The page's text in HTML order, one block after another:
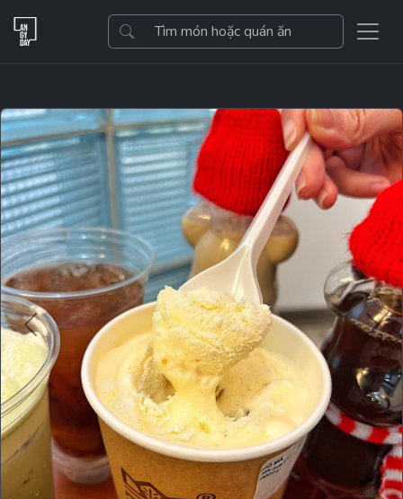
Previous Next